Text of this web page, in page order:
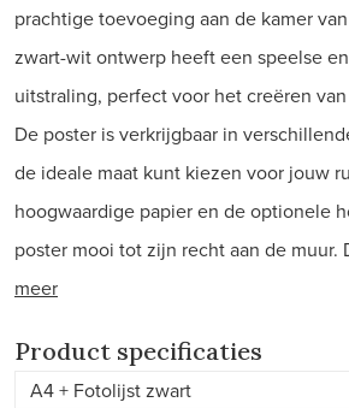
prachtige toevoeging aan de kamer
zwart-wit ontwerp heeft een speelse
uitstraling, perfect voor het creëren
De poster is verkrijgbaar in
de ideale maat kunt kiezen voor jouw
hoogwaardige papier en de optionele
poster mooi tot zijn recht aan de muur.
meer
Product specificaties